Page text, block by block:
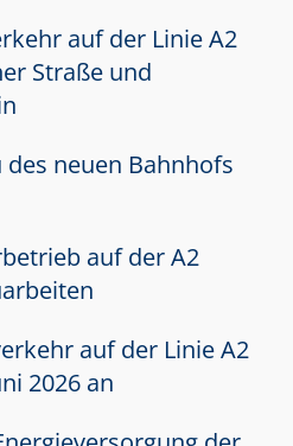
auf der Linie A2
Straße und
neuen Bahnhofs
auf der A2
auf der Linie A2
2026 an